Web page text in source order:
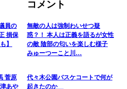
員の
損保
】
無敵の人は強制わいせつ疑
惑？！ 本人は正義を語るが女性
の敵 陰部の匂いを楽しむ様子
みゅーつーこと川…
菅原
あや
代々木公園バスケコートで何が
起きたのか
コメント